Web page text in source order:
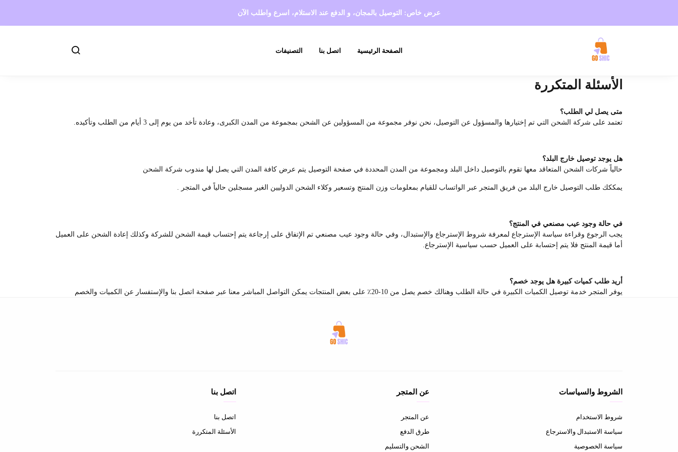
عرض خاص: التوصيل بالمجان، و الدفع عند الاستلام، اسرع واطلب الآن
الصفحة الرئيسية اتصل بنا التصنيفات
الأسئلة المتكررة
متى يصل لي الطلب؟
تعتمد على شركة الشحن التي تم إختيارها والمسؤول عن التوصيل، نحن نوفر مجموعة من المسؤولين عن الشحن بمجموعة من المدن الكبرى، وعادة تأخد من يوم إلى 3 أيام من الطلب وتأكيده.
هل يوجد توصيل خارج البلد؟
حالياً شركات الشحن المتعاقد معها تقوم بالتوصيل داخل البلد ومجموعة من المدن المحددة في صفحة التوصيل يتم عرض كافة المدن التي يصل لها مندوب شركة الشحن
يمككك طلب التوصيل خارج البلد من فريق المتجر عبر الواتساب للقيام بمعلومات وزن المنتج وتسعير وكلاء الشحن الدوليين الغير مسجلين حالياً في المتجر .
في حالة وجود عيب مصنعي في المنتج؟
يجب الرجوع وقراءة سياسة الإسترجاع لمعرفة شروط الإسترجاع والإستبدال، وفي حالة وجود عيب مصنعي تم الإتفاق على إرجاعة يتم إحتساب قيمة الشحن للشركة وكذلك إعادة الشحن على العميل
أما قيمة المنتج فلا يتم إحتسابة على العميل حسب سياسية الإسترجاع.
أريد طلب كميات كبيرة هل يوجد خصم؟
يوفر المتجر خدمة توصيل الكميات الكبيرة في حالة الطلب وهنالك خصم يصل من 10-20٪ على بعض المنتجات يمكن التواصل المباشر معنا عبر صفحة اتصل بنا والإستفسار عن الكميات والخصم
الشروط والسياسات
شروط الاستخدام
سياسة الاستبدال والاسترجاع
سياسة الخصوصية
عن المتجر
عن المتجر
طرق الدفع
الشحن والتسليم
اتصل بنا
اتصل بنا
الأسئلة المتكررة